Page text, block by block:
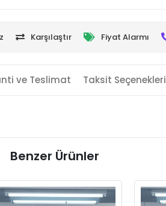
Karşılaştır Fiyat Alarmı
ve Teslimat Taksit Seçenekleri
Benzer Ürünler